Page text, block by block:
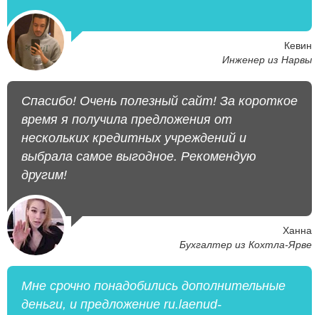
Кевин
Инженер из Нарвы
Спасибо! Очень полезный сайт! За короткое
время я получила предложения от
нескольких кредитных учреждений и
выбрала самое выгодное. Рекомендую
другим!
Ханна
Бухгалтер из Кохтла-Ярве
Мне срочно понадобились дополнительные
деньги, и предложение ru.laenud-